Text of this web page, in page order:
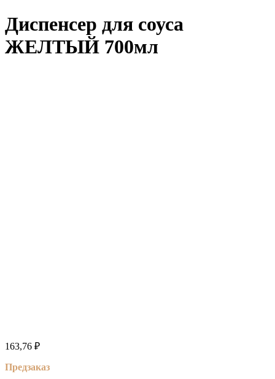
Диспенсер для соуса
ЖЕЛТЫЙ 700мл
163,76 ₽
Предзаказ